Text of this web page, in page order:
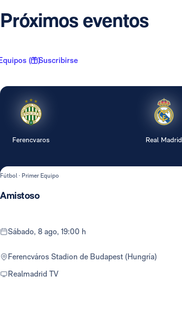
Próximos eventos
( 1 )Suscribirse
Ferencvaros Real Madrid
Fútbol · Primer Equipo
Amistoso
sábado, 8 ago, 19:00 h
Ferencváros Stadion de Budapest (Hungría)
Realmadrid TV